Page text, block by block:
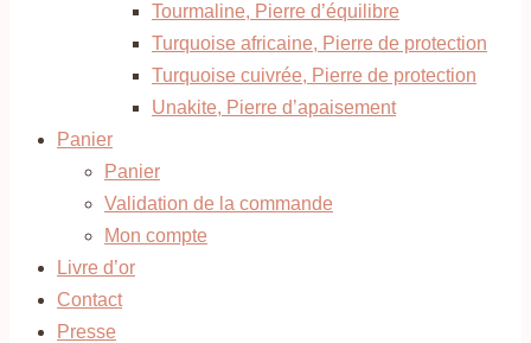
Tourmaline, Pierre d’équilibre
Turquoise africaine, Pierre de protection
Turquoise cuivrée, Pierre de protection
Unakite, Pierre d’apaisement
Panier
Panier
Validation de la commande
Mon compte
Livre d’or
Contact
Presse